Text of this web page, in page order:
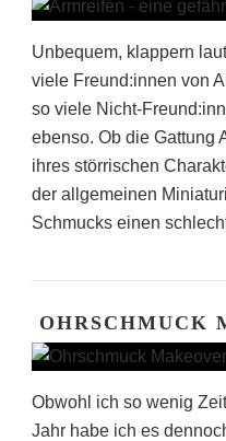
Unbequem, klappern
viele Freund:innen von
so viele Nicht-
ebenso. Ob die Gattung
ihres störrischen
der allgemeinen
Schmucks einen
OHRSCHMUCK
Obwohl ich so wenig
Jahr habe ich es